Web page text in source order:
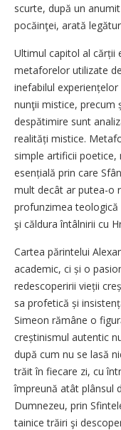
scurte, după un
pocăinţei, arată
Ultimul capitol al cărții
metaforelor utilizate
inefabilul
nunţii mistice, precum
despătimire sunt
realități mistice.
simple artificii poetice,
esențială prin care
mult decât ar putea-o
profunzimea teologică
şi căldura întâlnirii cu
Cartea părintelui
academic, ci și o
redescoperirii vieții
sa profetică și
Simeon rămâne o
creștinis­mul autentic
după cum nu se lasă
trăit în fiecare zi, cu
împreună atât plânsul
Dumnezeu, prin
tainice trăiri şi